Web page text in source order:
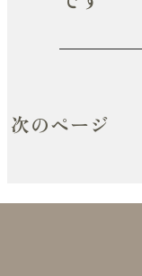
次のページ